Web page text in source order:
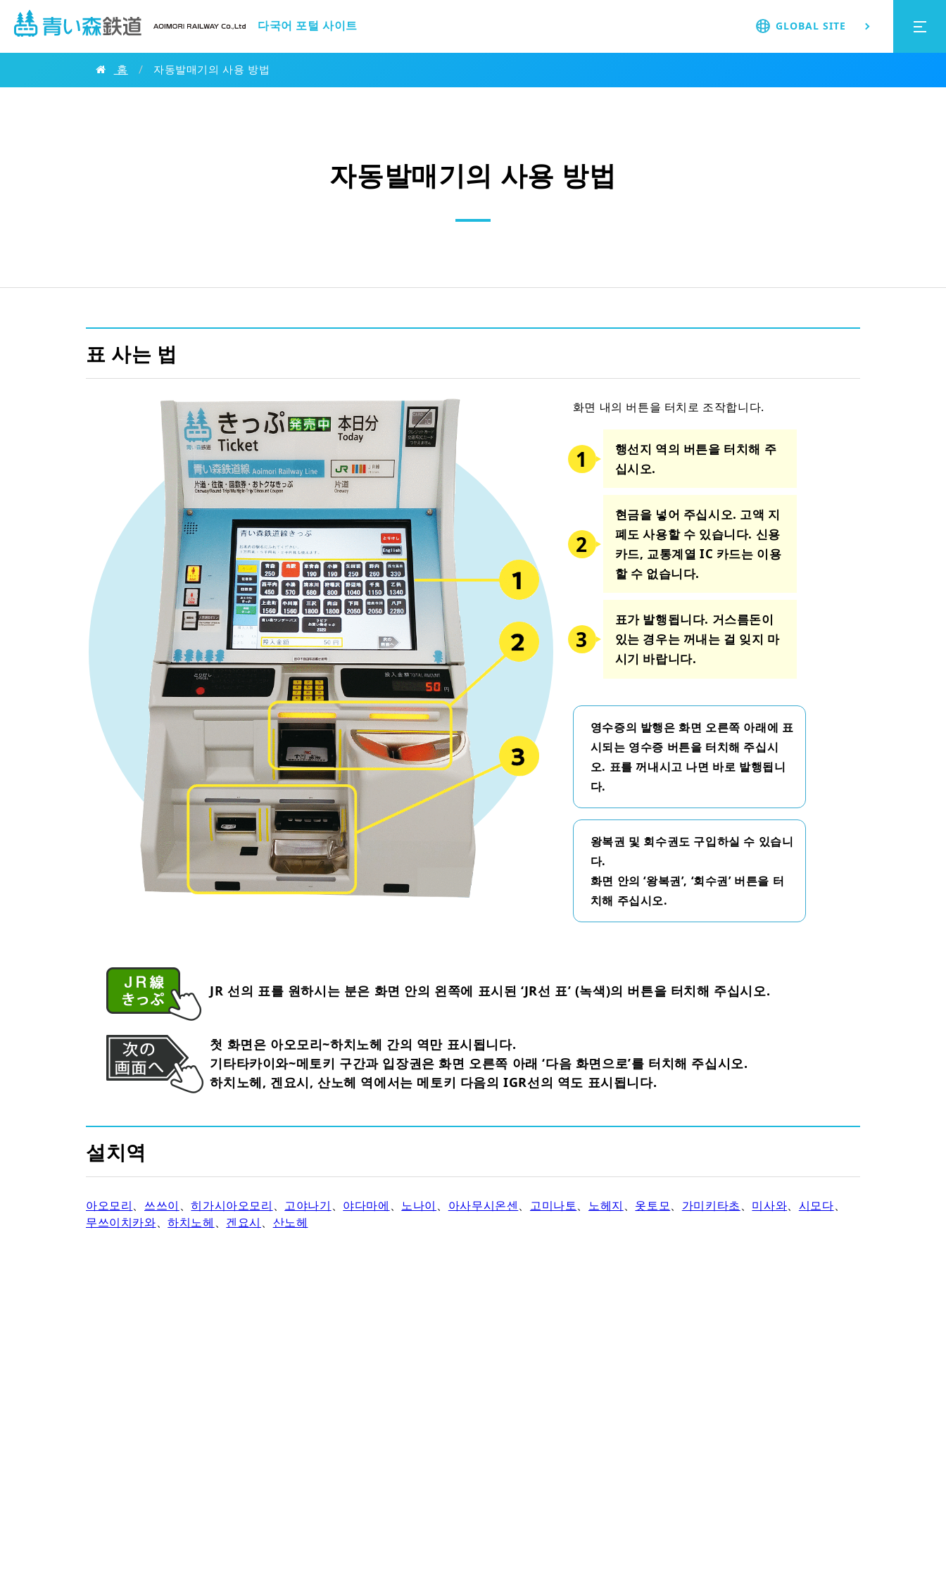
다국어 포털 사이트 GLOBAL SITE
홈 / 자동발매기의 사용 방법
자동발매기의 사용 방법
표 사는 법
화면 내의 버튼을 터치로 조작합니다.
행선지 역의 버튼을 터치해 주
십시오.
현금을 넣어 주십시오. 고액 지
폐도 사용할 수 있습니다. 신용
카드, 교통계열 IC 카드는 이용
할 수 없습니다.
표가 발행됩니다. 거스름돈이
있는 경우는 꺼내는 걸 잊지 마
시기 바랍니다.
영수증의 발행은 화면 오른쪽 아래에 표
시되는 영수증 버튼을 터치해 주십시
오. 표를 꺼내시고 나면 바로 발행됩니
다.
왕복권 및 회수권도 구입하실 수 있습니
다.
화면 안의 ‘왕복권’, ‘회수권’ 버튼을 터
치해 주십시오.
JR 선의 표를 원하시는 분은 화면 안의 왼쪽에 표시된 ‘JR선 표’ (녹색)의 버튼을 터치해 주십시오.
첫 화면은 아오모리~하치노헤 간의 역만 표시됩니다.
기타타카이와~메토키 구간과 입장권은 화면 오른쪽 아래 ‘다음 화면으로’를 터치해 주십시오.
하치노헤, 겐요시, 산노헤 역에서는 메토키 다음의 IGR선의 역도 표시됩니다.
설치역
아오모리、 쓰쓰이 、히가시아오모리 、 고야나기 、 야다마에 、 노나이 、 아사무시온센、 고미나토、 노헤지 、 옷토모、 가미키타초、 미사와、 시모다、
무쓰이치카와、하치노헤 、 겐요시 、 산노헤